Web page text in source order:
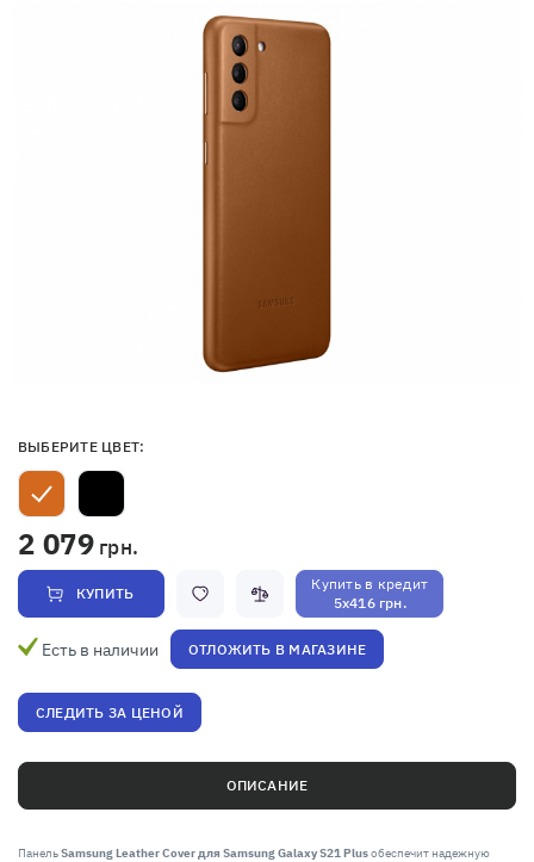
ВЫБЕРИТЕ ЦВЕТ:
2 079 грн.
КУПИТЬ
Купить в кредит
5x416 грн.
Есть в наличии ОТЛОЖИТЬ В МАГАЗИНЕ
СЛЕДИТЬ ЗА ЦЕНОЙ
ОПИСАНИЕ
ПанельSamsung Leather Cover для Samsung Galaxy S21 Plusобеспечит надежную